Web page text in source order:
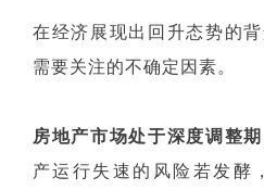
在经济展现出回升态势的
需要关注的不确定因素。
房地产市场处于深度调整
产运行失速的风险若发酵